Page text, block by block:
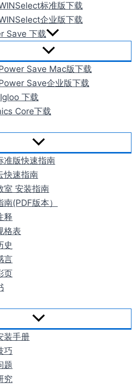
标准版下载
企业版下载
Save 下载
Save Mac版下载
Save企业版下载
下载
Core下载
准版快速指南
快速指南
室 安装指南
南(PDF版本）
释
格表
史
言
页
装手册
巧
题
究